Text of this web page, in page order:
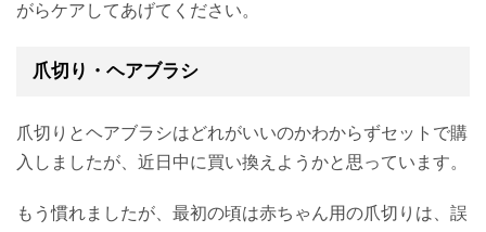
がらケアしてあげてください。
爪切り・ヘアブラシ
爪切りとヘアブラシはどれがいいのかわからずセットで購
入しましたが、近日中に買い換えようかと思っています。
もう慣れましたが、最初の頃は赤ちゃん用の爪切りは、誤